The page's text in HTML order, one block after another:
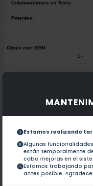
Estamos realizando
Algunas
están temporalmente
cabo mejoras en el
Estamos trabajando
antes posible.
Colaboraciones en Tesis:
Patentes:
Obras con ISBN:
1.-
3.-